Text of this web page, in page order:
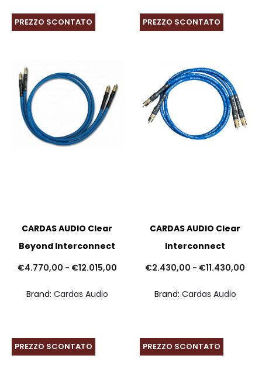
PREZZO SCONTATO
CARDAS AUDIO Clear
Beyond Interconnect
€4.770,00 - €12.015,00Fascia
€4.770,00
Brand: Cardas Audio
PREZZO SCONTATO
CARDAS AUDIO Clear
Interconnect
€2.430,00 - €11.430,00
Brand: Cardas Audio
PREZZO SCONTATO PREZZO SCONTATO